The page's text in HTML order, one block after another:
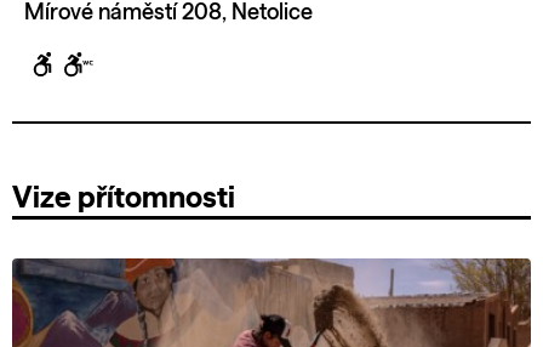
Mírové náměstí 208, Netolice
Vize přítomnosti